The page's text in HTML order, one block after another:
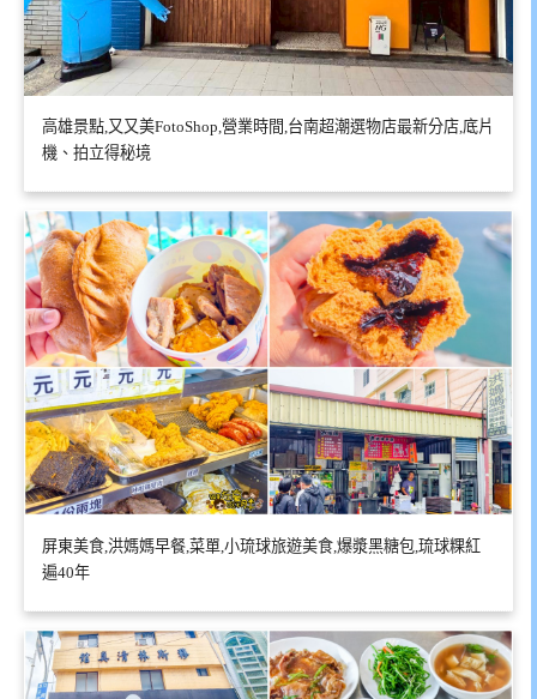
高雄景點,又又美FotoShop,營業時間,台南超潮選物店最新分店,底片
機、拍立得秘境
屏東美食,洪媽媽早餐,菜單,小琉球旅遊美食,爆漿黑糖包,琉球粿紅
遍40年